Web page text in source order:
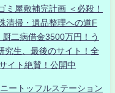
ミ屋敷補完計画 ＜必殺！
清掃・遺品整理への道F
二病借金3500万円！う
究生、最後のサイト！全
イト絶賛！公開中
ートッフルステーション